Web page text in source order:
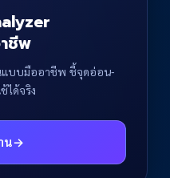
ชีพ
แบบมืออาชีพ ชี้จุดอ่อน-
ได้จริง
น→